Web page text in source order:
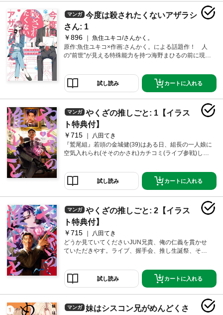
マンガ
今度は殺されたくないアザラシ
さん: 1
￥896
魚住ユキコ/さんかく。
原作:魚住ユキコ×作画:さんかく。による話題作！ 人
の“前世"が見える特殊能力を持つ海野まひるの前に現れ
とが食べちゃいたいくらい可愛く見えて……？ 「今
世こそはヒエラルキーのトップに立ちたい！」そんな
まひると前世の天敵たちによる仁義なき食物連鎖系ラ
試し読み カートに入れる
マンガ
やくざの推しごと: 1【イラス
ト特典付】
￥715
八田てき
『鷲尾組』若頭の金城健(39)はある日、組長の一人娘に
空気入れられ(そそのかされ)カチコミ(ライブ参戦)した
いと思った漢はほかにいねぇ」こうして激情飛び交う
やくざの『推しごと』が始まった。
試し読み カートに入れる
マンガ
やくざの推しごと: 2【イラス
ト特典付】
￥715
八田てき
どうか見ていてくださいJUN兄貴、俺の仁義を貫かせ
ていただきやす。ライブ、握手会、推し生誕祭、そし
―。
試し読み カートに入れる
マンガ
妹はシスコン兄がめんどくさ